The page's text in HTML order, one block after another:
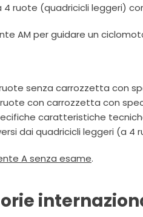
4 ruote (quadricicli leggeri)
AM per guidare un
senza carrozzetta con
con carrozzetta con
caratteristiche
dai quadricicli leggeri (a
A senza esame.